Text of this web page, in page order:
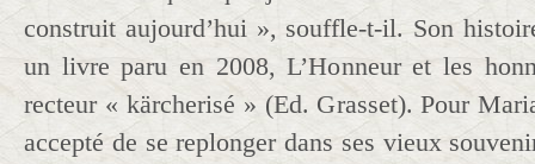
construit aujourd’hui », souffle-t-il. Son
un livre paru en 2008, L’Honneur et les
recteur « kärcherisé » (Ed. Grasset). Pour
accepté de se replonger dans ses vieux